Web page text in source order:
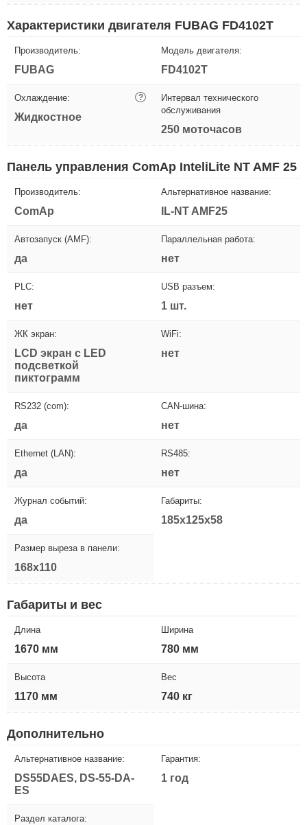
Характеристики двигателя FUBAG FD4102T
Производитель:
FUBAG
Модель двигателя:
FD4102T
Охлаждение: ?
Жидкостное
Интервал технического
обслуживания
250 моточасов
Панель управления ComAp InteliLite NT AMF 25
Производитель:
ComAp
Альтернативное название:
IL-NT AMF25
Автозапуск (AMF):
да
Параллельная работа:
нет
PLC:
нет
USB разъем:
1 шт.
ЖК экран:
LCD экран с LED
подсветкой
пиктограмм
WiFi:
нет
RS232 (com):
да
CAN-шина:
нет
Ethernet (LAN):
да
RS485:
нет
Журнал событий:
да
Габариты:
185x125x58
Размер выреза в панели:
168x110
Габариты и вес
Длина
1670 мм
Ширина
780 мм
Высота
1170 мм
Вес
740 кг
Дополнительно
Альтернативное название:
DS55DAES, DS-55-DA-
ES
Гарантия:
1 год
Раздел каталога: